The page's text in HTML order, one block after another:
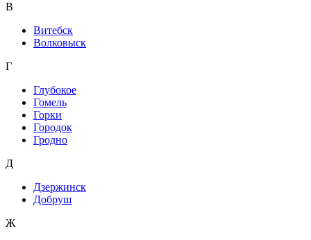
В
Витебск
Волковыск
Г
Глубокое
Гомель
Горки
Городок
Гродно
Д
Дзержинск
Добруш
Ж